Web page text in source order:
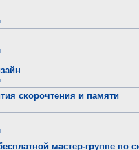
скорочтения и памяти
мастер-группе по